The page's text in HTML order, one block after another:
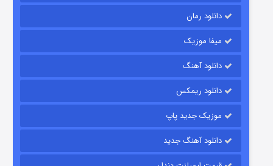
قسمت
دانلود رمان
میفا موزیک
دانلود آهنگ
دانلود ریمکس
موزیک جدید پاپ
دانلود آهنگ جدید